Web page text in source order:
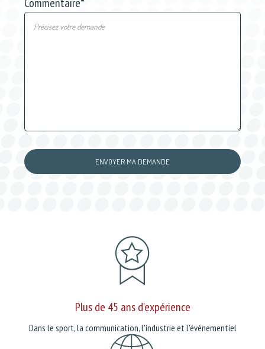
Plus de 45 ans d'expérience
Dans le sport, la communication, l'industrie et l'événementiel